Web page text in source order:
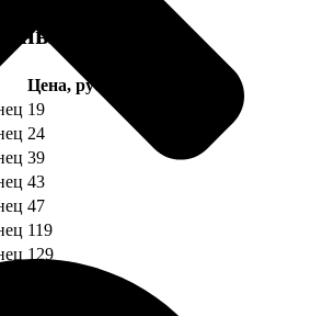
Цена, руб.
19
24
39
43
47
119
129